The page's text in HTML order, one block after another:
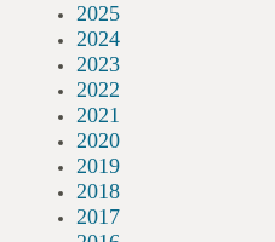
2025
2024
2023
2022
2021
2020
2019
2018
2017